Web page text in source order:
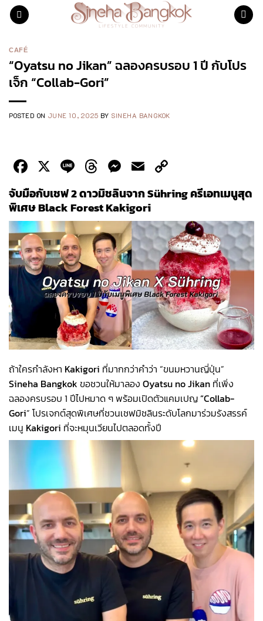
Skip
CAFÉ
“Oyatsu no Jikan” ฉลองครบรอบ 1 ปี กับโปร
เจ็ก “Collab-Gori”
POSTED ON JUNE 10, 2025 BY SINEHA BANGKOK
Facebook
X LineThreads
Messenger
Email
Link
จับมือกับเชฟ2 ดาวมิชลินจาก Sühring ครีเอทเมนูสุด
พิเศษ Black Forest Kakigori
ถ้าใครกำลังหา Kakigori ที่มากกว่าคำว่า “ขนมหวานญี่ปุ่น”
Sineha Bangkok ขอชวนให้มาลอง Oyatsu no Jikan ที่เพิ่ง
ฉลองครบรอบ 1 ปีไปหมาด ๆ พร้อมเปิดตัวแคมเปญ“Collab-
Gori” โปรเจกต์สุดพิเศษที่ชวนเชฟมิชลินระดับโลกมาร่วมรังสรรค์
เมนู Kakigori ที่จะหมุนเวียนไปตลอดทั้งปี